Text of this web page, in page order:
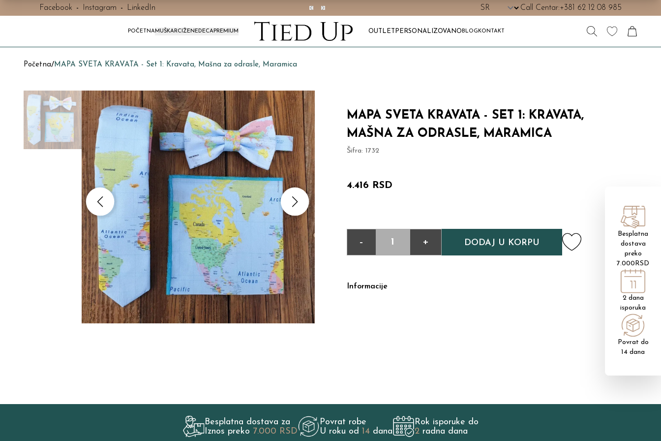
Facebook - Instagram - LinkedIn Call Centar:+381 62 12 08 985
POČETNAMUŠKARCI ŽENEDECAPREMIUM OUTLET PERSONALIZOVANO BLOG KONTAKT
Početna/MAPA SVETA KRAVATA - Set 1: Kravata, Mašna za odrasle, Maramica
MAPA SVETA KRAVATA - SET 1: KRAVATA,
MAŠNA ZA ODRASLE, MARAMICA
Šifra: 1732
4.416 RSD
- + DODAJ U KORPU
Informacije
Besplatna
dostava
preko
7.000RSD
2 dana
isporuka
Povrat do
14 dana
Besplatna dostava za
Iznos preko 7.000 RSD
Povrat robe
U roku od 14 dana
Rok isporuke do
2 radna dana